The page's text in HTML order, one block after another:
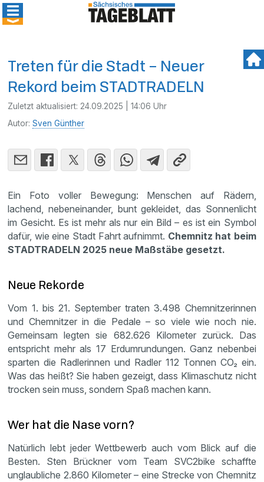
Treten für die Stadt – Neuer
Rekord beim STADTRADELN
Zuletzt aktualisiert: 24.09.2025 | 14:06 Uhr
Autor:Sven Günther
Ein Foto voller Bewegung: Menschen auf Rädern,
lachend, nebeneinander, bunt gekleidet, das Sonnenlicht
im Gesicht. Es ist mehr als nur ein Bild – es ist ein Symbol
dafür, wie eine Stadt Fahrt aufnimmt. Chemnitz hat beim
STADTRADELN 2025 neue Maßstäbe gesetzt.
Neue Rekorde
Vom 1. bis 21. September traten 3.498 Chemnitzerinnen
und Chemnitzer in die Pedale – so viele wie noch nie.
Gemeinsam legten sie 682.626 Kilometer zurück. Das
entspricht mehr als 17 Erdumrundungen. Ganz nebenbei
sparten die Radlerinnen und Radler 112 Tonnen CO₂ ein.
Was das heißt? Sie haben gezeigt, dass Klimaschutz nicht
trocken sein muss, sondern Spaß machen kann.
Wer hat die Nase vorn?
Natürlich lebt jeder Wettbewerb auch vom Blick auf die
Besten. Sten Brückner vom Team SVC2bike schaffte
unglaubliche 2.860 Kilometer – eine Strecke von Chemnitz